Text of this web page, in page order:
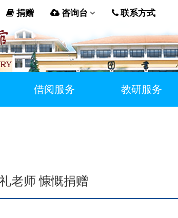
捐赠 咨询台 联系方式
借阅服务 教研服务
老师 慷慨捐赠